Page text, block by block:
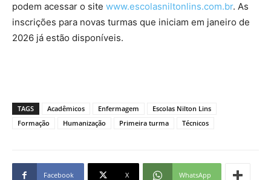
podem acessar o site www.escolasniltonlins.com.br. As
inscrições para novas turmas que iniciam em janeiro de
2026 já estão disponíveis.
TAGS Acadêmicos Enfermagem
Escolas Nilton Lins
Formação
Humanização Primeira turma Técnicos
Facebook X WhatsApp